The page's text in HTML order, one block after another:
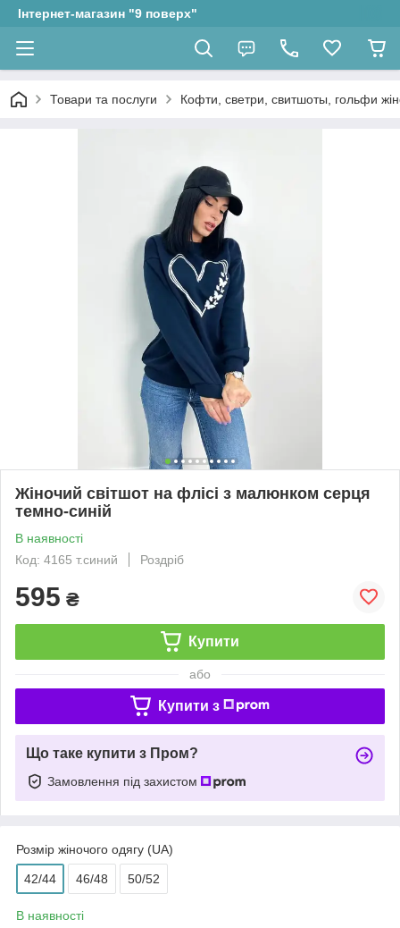
Інтернет-магазин "9 поверх"
Товари та послуги Кофти, светри, свитшоты, гольфи
Жіночий світшот на флісі з малюнком серця
темно-синій
В наявності
Код: 4165 т.синий
Роздріб
595 ₴
Купити
або
Купити з
Що таке купити з Пром?
Замовлення під захистом
Розмір жіночого одягу (UA)
42/44 46/48 50/52
В наявності